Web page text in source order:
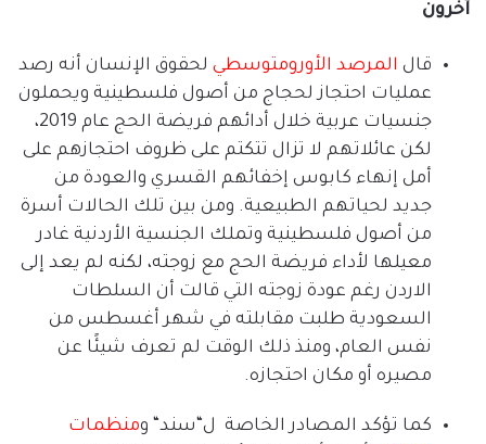
آخرون
قال المرصد الأورومتوسطي لحقوق الإنسان أنه رصد
عمليات احتجاز لحجاج من أصول فلسطينية ويحملون
جنسيات عربية خلال أدائهم فريضة الحج عام
،
لكن عائلاتهم لا تزال تتكتم على ظروف احتجازهم على
أمل إنهاء كابوس إخفائهم القسري والعودة من
جديد لحياتهم الطبيعية. ومن بين تلك الحالات أسرة
من أصول فلسطينية وتملك الجنسية الأردنية غادر
معيلها لأداء فريضة الحج مع زوجته، لكنه لم يعد إلى
الاردن رغم عودة زوجته التي قالت أن السلطات
السعودية طلبت مقابلته في شهر أغسطس من
نفس العام، ومنذ ذلك الوقت لم تعرف شيئًا عن
مصيره أو مكان احتجازه.
كما تؤكد المصادر الخاصة ل سند ومنظمات